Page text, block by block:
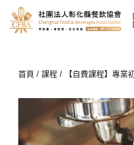
首頁 / 課程 / 【自費課程】專業